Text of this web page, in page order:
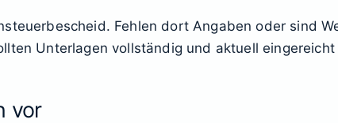
Fehlen dort Angaben oder sind
Unterlagen vollständig und aktuell
vor